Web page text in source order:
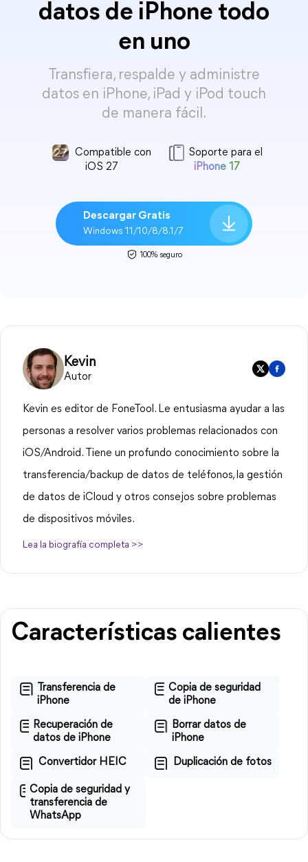
datos de iPhone todo
en uno
Transfiera, respalde y administre
datos en iPhone, iPad y iPod touch
de manera fácil.
Compatible con
iOS 27
Soporte para el
iPhone 17
Descargar Gratis
Windows 11/10/8/8.1/7
100% seguro
Kevin
Autor
Kevin es editor de FoneTool. Le entusiasma ayudar a las
personas a resolver varios problemas relacionados con
iOS/Android. Tiene un profundo conocimiento sobre la
transferencia/backup de datos de teléfonos, la gestión
de datos de iCloud y otros consejos sobre problemas
de dispositivos móviles.
Lea la biografía completa >>
Características calientes
Transferencia de
iPhone
Copia de seguridad
de iPhone
Recuperación de
datos de iPhone
Borrar datos de
iPhone
Convertidor HEIC Duplicación de fotos
Copia de seguridad y
transferencia de
WhatsApp